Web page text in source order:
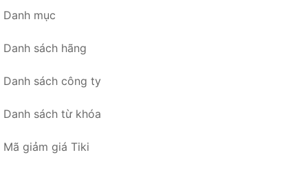
Danh mục
Danh sách hãng
Danh sách công ty
Danh sách từ khóa
Mã giảm giá Tiki